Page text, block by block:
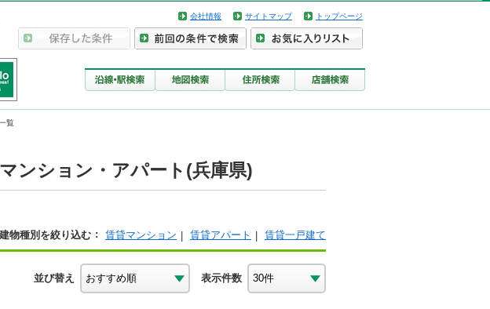
会社情報 サイトマップ トップページ
覧
ンション・アパート(兵庫県)
建物種別を絞り込む 賃貸マンション 賃貸アパート 賃貸一戸建て
並び替え 表示件数